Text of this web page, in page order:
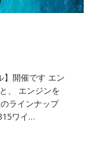
】開催です エン
、 エンジンを
ラインナップ
ワイ…